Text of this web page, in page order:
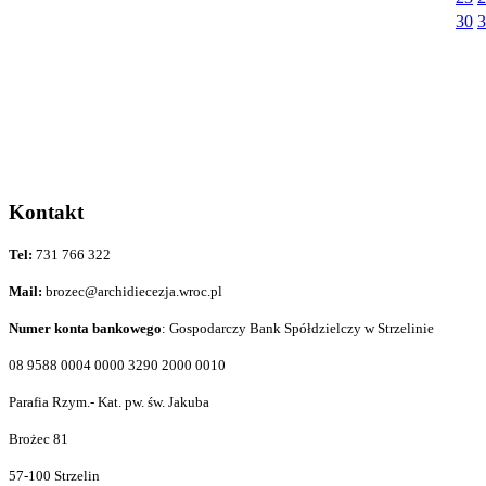
30
Kontakt
Tel: 731 766 322
Mail: brozec@archidiecezja.wroc.pl
Numer konta bankowego: Gospodarczy Bank Spółdzielczy w Strzelinie
08 9588 0004 0000 3290 2000 0010
Parafia Rzym.- Kat. pw. św. Jakuba
Brożec 81
57-100 Strzelin